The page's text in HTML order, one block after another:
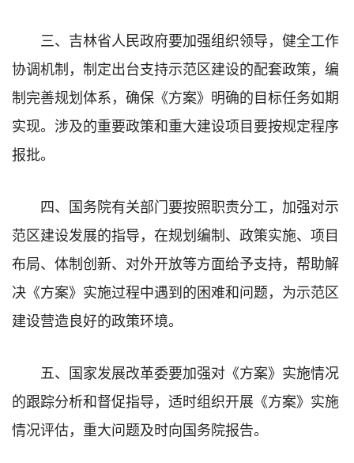
三、吉林省人民政府要加强组织领导，健全工作
协调机制，制定出台支持示范区建设的配套政策，编
制完善规划体系，确保《方案》明确的目标任务如期
实现。涉及的重要政策和重大建设项目要按规定程序
报批。
四、国务院有关部门要按照职责分工，加强对示
范区建设发展的指导，在规划编制、政策实施、项目
布局、体制创新、对外开放等方面给予支持，帮助解
决《方案》实施过程中遇到的困难和问题，为示范区
建设营造良好的政策环境。
五、国家发展改革委要加强对《方案》实施情况
的跟踪分析和督促指导，适时组织开展《方案》实施
情况评估，重大问题及时向国务院报告。